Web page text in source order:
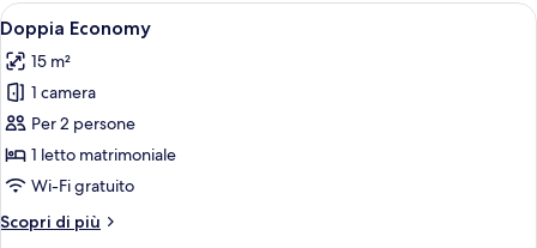
Apri
tutte
le
foto
per
Doppia
Economy
Una camera d'albergo con una
5
Doppia Economy
15 m²
1 camera
Per 2 persone
1 letto matrimoniale
Wi-Fi gratuito
Scopri di più
Altri